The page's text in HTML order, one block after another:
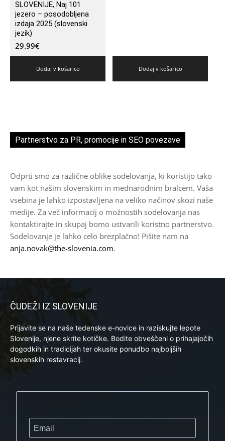
SLOVENIJE, Naj 101
jezero – posodobljena
izdaja 2025 (slovenski
jezik)
29.99€
Dodaj v košarico Dodaj v košarico
Partnerstvo za PR, promocije in SEO povezave
Odprti smo za različne oblike sodelovanja, ki koristijo tako
vam kot našim slovenskim in mednarodnim bralcem. Vaša
vsebina je lahko izpostavljena na veliko načinov skozi naše
medije. Za več informacij o možnostih sodelovanja nas
kontaktirajte in skupaj bomo ustvarili koristno partnerstvo.
Sodelovanje je lahko celo brezplačno! Pišite nam na
anja.novak@the-slovenia.com.
ČUDEŽI IZ SLOVENIJE
Prijavite se na naše tedenske e-novice in raziskujte lepote
Slovenije, njene skrite kotičke. Bodite obveščeni o prihajajočih
dogodkih in tradicijah ter okusite ponudbo najboljših
slovenskih restavracij.